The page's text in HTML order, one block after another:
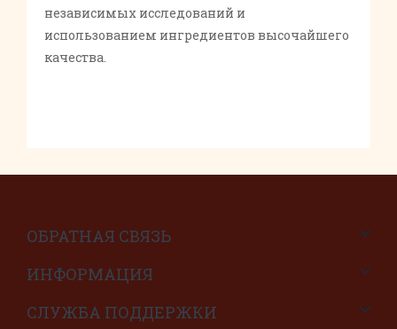
независимых исследований и
использованием ингредиентов высочайшего
качества.
ОБРАТНАЯ СВЯЗЬ
ИНФОРМАЦИЯ
СЛУЖБА ПОДДЕРЖКИ